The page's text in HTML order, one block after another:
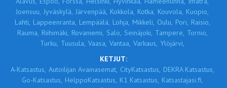
Joensuu, Jyväskylä, Järvenpää, Kokkola, Kotka, Kouvola, Kuopio,
Lahti, Lappeenranta, Lempäälä, Lohja, Mikkeli, Oulu, Pori, Raisio,
Rauma, Riihimäki, Rovaniemi, Salo, Seinäjoki, Tampere, Tornio,
Turku, Tuusula, Vaasa, Vantaa, Varkaus, Ylöjärvi,
KETJUT:
A-Katsastus, Autoilijan Avainasemat, CityKatsastus, DEKRA Katsastus,
Go-Katsastus, HelppoKatsastus, K1 Katsastus, Katsastajasi.fi,